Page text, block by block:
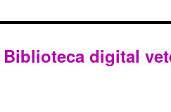
Biblioteca digital